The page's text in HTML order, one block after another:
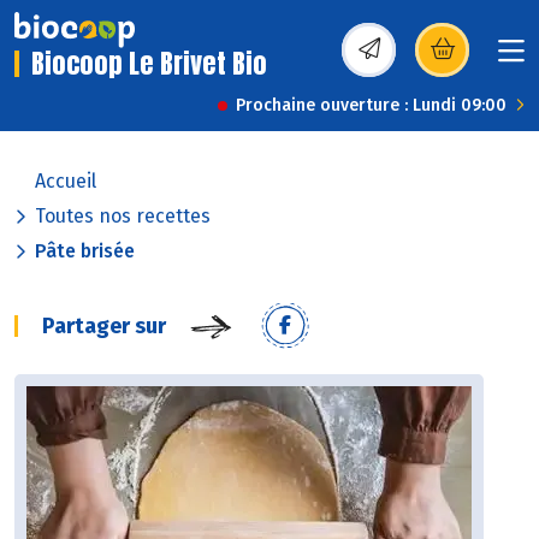
Biocoop Le Brivet Bio (s’ouvre dans une
Prochaine ouverture : Lundi 09:00
Accueil
Toutes nos recettes
Pâte brisée
Partager sur